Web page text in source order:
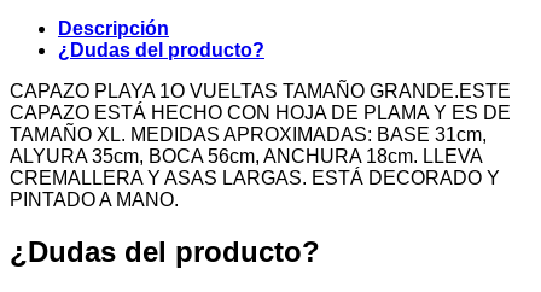
Descripción
¿Dudas del producto?
CAPAZO PLAYA 1O VUELTAS TAMAÑO GRANDE.ESTE
CAPAZO ESTÁ HECHO CON HOJA DE PLAMA Y ES DE
TAMAÑO XL. MEDIDAS APROXIMADAS: BASE 31cm,
ALYURA 35cm, BOCA 56cm, ANCHURA 18cm. LLEVA
CREMALLERA Y ASAS LARGAS. ESTÁ DECORADO Y
PINTADO A MANO.
¿Dudas del producto?